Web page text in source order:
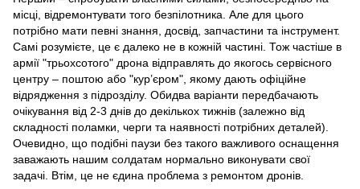
місці, відремонтувати того безпілотника. Але для цього
потрібно мати певні знання, досвід, запчастини та інструмент.
Самі розумієте, це є далеко не в кожній частині. Тож частіше в
армії "трьохсотого" дрона відправлять до якогось сервісного
центру – поштою або "кур’єром", якому дають офіційне
відрядження з підрозділу. Обидва варіанти передбачають
очікування від 2-3 днів до декількох тижнів (залежно від
складності поламки, черги та наявності потрібних деталей).
Очевидно, що подібні паузи без такого важливого оснащення
заважають нашим солдатам нормально виконувати свої
задачі. Втім, це не єдина проблема з ремонтом дронів.